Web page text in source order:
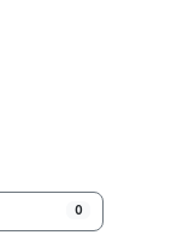
0